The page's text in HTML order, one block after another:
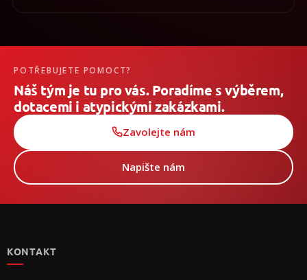
POTŘEBUJETE POMOCT?
Náš tým je tu pro vás. Poradíme s výběrem,
dotacemi i atypickými zakázkami.
Zavolejte nám
Napište nám
KONTAKT